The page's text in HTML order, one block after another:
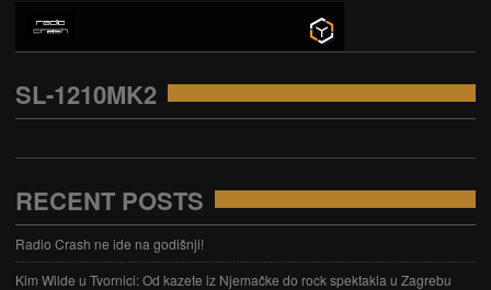
SL-1210MK2
RECENT POSTS
Radio Crash ne ide na godišnji!
Kim Wilde u Tvornici: Od kazete iz Njemačke do rock spektakla u Zagrebu